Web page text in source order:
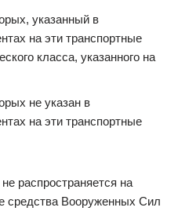
указанный в
на эти транспортные
класса, указанного на
не указан в
на эти транспортные
распространяется на
средства Вооруженных Сил